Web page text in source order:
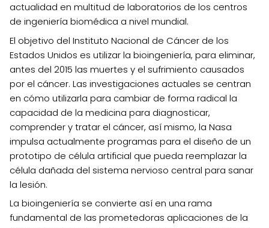
actualidad en multitud de laboratorios de los centros
de ingeniería biomédica a nivel mundial.
El objetivo del Instituto Nacional de Cáncer de los
Estados Unidos es utilizar la bioingeniería, para eliminar,
antes del 2015 las muertes y el sufrimiento causados
por el cáncer. Las investigaciones actuales se centran
en cómo utilizarla para cambiar de forma radical la
capacidad de la medicina para diagnosticar,
comprender y tratar el cáncer, así mismo, la Nasa
impulsa actualmente programas para el diseño de un
prototipo de célula artificial que pueda reemplazar la
célula dañada del sistema nervioso central para sanar
la lesión.
La bioingeniería se convierte así en una rama
fundamental de las prometedoras aplicaciones de la